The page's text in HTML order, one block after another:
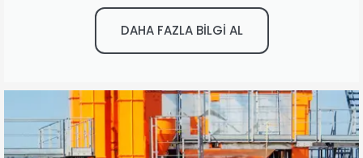
DAHA FAZLA BİLGİ AL